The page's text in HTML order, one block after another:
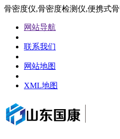
骨密度仪,骨密度检测仪,便携式
网站导航
联系我们
网站地图
XML地图